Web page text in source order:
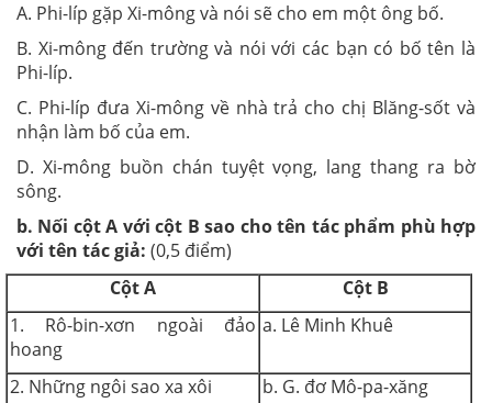
A. Phi-líp gặp Xi-mông và nói sẽ cho em một ông bố.
B. Xi-mông đến trường và nói với các bạn có bố tên là
Phi-líp.
C. Phi-líp đưa Xi-mông về nhà trả cho chị Blăng-sốt và
nhận làm bố của em.
D. Xi-mông buồn chán tuyệt vọng, lang thang ra bờ
sông.
b. Nối cột A với cột B sao cho tên tác phẩm phù hợp
với tên tác giả: (0,5 điểm)
Cột A
Cột B
1. Rô-bin-xơn ngoài đảo
hoang
a. Lê Minh Khuê
2. Những ngôi sao xa xôi
b. G. đơ Mô-pa-xăng